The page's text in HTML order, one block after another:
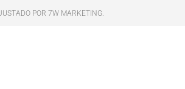
POR 7W MARKETING.